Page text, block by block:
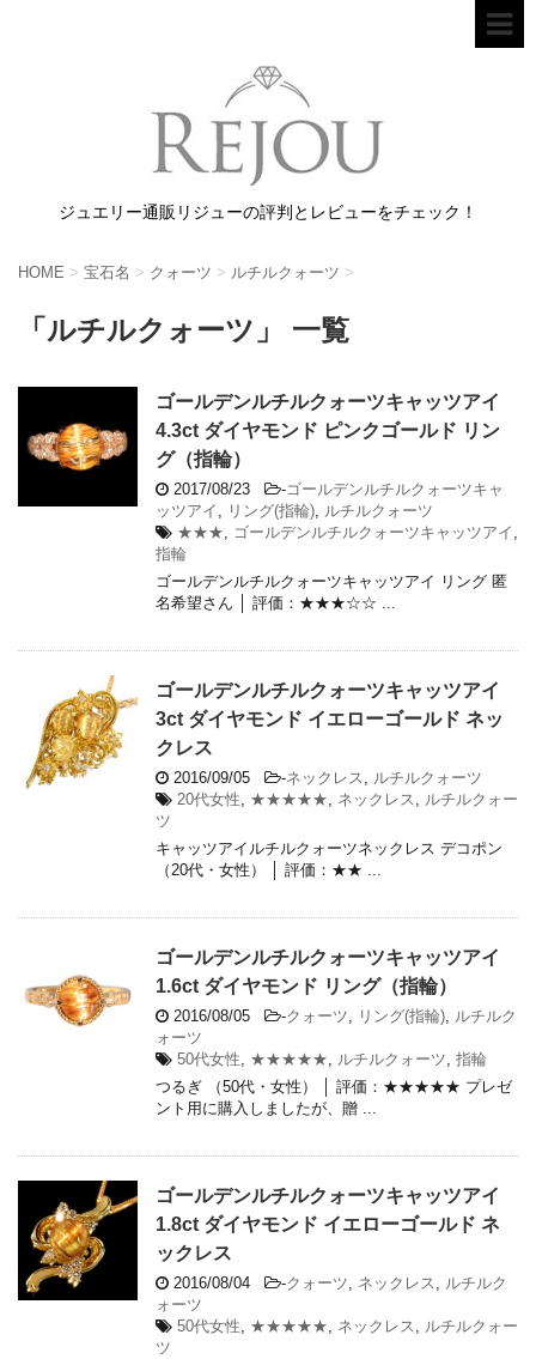
ジュエリー通販リジューの評判とレビューをチェック！
HOME > 宝石名 > クォーツ > ルチルクォーツ >
「ルチルクォーツ」 一覧
ゴールデンルチルクォーツキャッツアイ
4.3ct ダイヤモンド ピンクゴールド リン
グ（指輪）
2017/08/23 -ゴールデンルチルクォーツキャ
ッツアイ , リング(指輪), ルチルクォーツ
★★★, ゴールデンルチルクォーツキャッツアイ ,
指輪
ゴールデンルチルクォーツキャッツアイ リング 匿
名希望さん │ 評価：★★★☆☆ ...
ゴールデンルチルクォーツキャッツアイ
3ct ダイヤモンド イエローゴールド ネッ
クレス
2016/09/05 -ネックレス , ルチルクォーツ
20代女性, ★★★★★, ネックレス , ルチルクォー
ツ
キャッツアイルチルクォーツネックレス デコポン
（20代・女性） │ 評価：★★ ...
ゴールデンルチルクォーツキャッツアイ
1.6ct ダイヤモンド リング（指輪）
2016/08/05 -クォーツ, リング(指輪), ルチルク
ォーツ
50代女性, ★★★★★, ルチルクォーツ, 指輪
つるぎ （50代・女性） │ 評価：★★★★★ プレゼ
ント用に購入しましたが、贈 ...
ゴールデンルチルクォーツキャッツアイ
1.8ct ダイヤモンド イエローゴールド ネ
ックレス
2016/08/04 -クォーツ, ネックレス , ルチルク
ォーツ
50代女性, ★★★★★, ネックレス , ルチルクォー
ツ